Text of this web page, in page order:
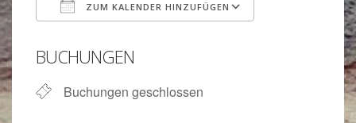
ZUM KALENDER HINZUFÜGEN
Google
BUCHUNGEN
Buchungen geschlossen